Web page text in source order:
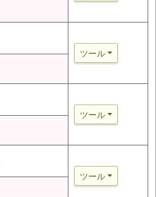
ツール
ツール
ツール